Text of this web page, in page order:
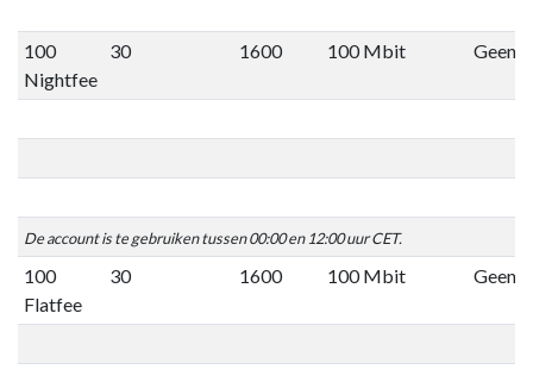
100
Nightfee
30 1600 100 Mbit Geen
De account is te gebruiken tussen 00:00 en 12:00 uur CET.
100
Flatfee
30 1600 100 Mbit Geen